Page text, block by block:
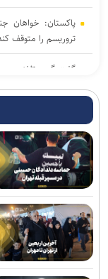
پاکستان: خواهان
تروریسم را متوقف
گفت‌وگوی تلفنی
واشنگتن‌پست:
۲۰۲۸ حمایت می‌کند
شکایت نیومکزیکو از
اپستین
رویترز: ده‌ها
گرفتند
معاون امنیتی وزیر
خبر داد